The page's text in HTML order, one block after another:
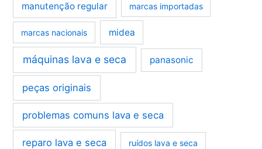
manutenção regular marcas importadas
marcas nacionais midea
máquinas lava e seca panasonic
peças originais
problemas comuns lava e seca
reparo lava e seca ruídos lava e seca